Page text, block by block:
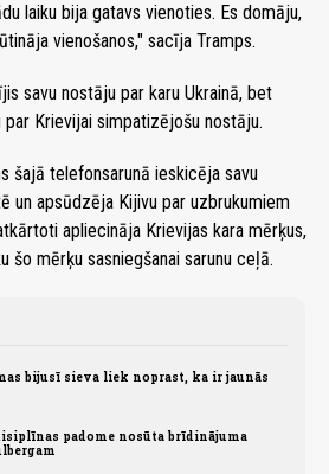
laiku bija gatavs vienoties. Es domāju,
vienošanos," sacīja Tramps.
savu nostāju par karu Ukrainā, bet
Krievijai simpatizējošu nostāju.
šajā telefonsarunā ieskicēja savu
un apsūdzēja Kijivu par uzbrukumiem
apliecināja Krievijas kara mērķus,
šo mērķu sasniegšanai sarunu ceļā.
bijusī sieva liek noprast, ka ir jaunās
padome nosūta brīdinājuma